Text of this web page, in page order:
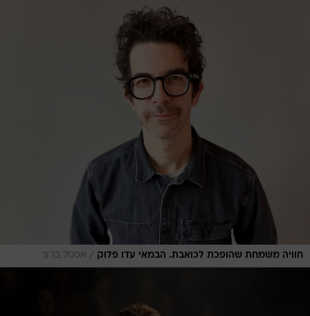
חוויה משמחת שהופכת לכואבת. הבמאי עדו פלוק / אסטל ברוך